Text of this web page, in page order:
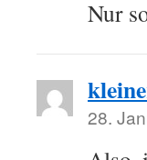
Nur
28.